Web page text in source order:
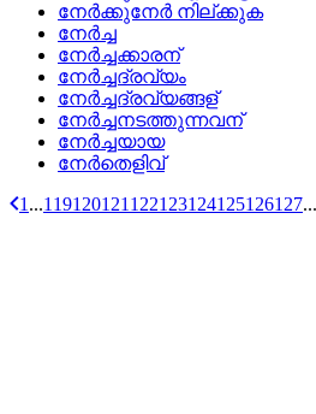
നേര്‍ക്കുനേര്‍ നില്‌ക്കുക
നേര്‍ച്ച
നേര്‍ച്ചക്കാരന്
നേര്‍ച്ചദ്രവ്യം
നേര്‍ച്ചദ്രവ്യങ്ങള്
നേര്‍ച്ചനടത്തുന്നവന്
നേര്‍ച്ചയായ
നേര്‍തെളിവ്
1 ...119120121 122123124125126127...